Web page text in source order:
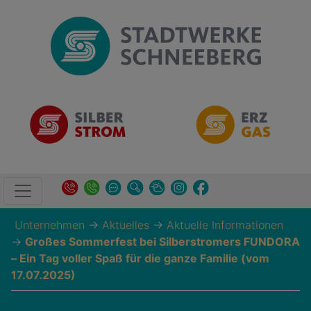
Unternehmen → Aktuelles → Aktuelle Informationen
→ Großes Sommerfest bei Silberstromers FUNDORA
– Ein Tag voller Spaß für die ganze Familie (vom
17.07.2025)